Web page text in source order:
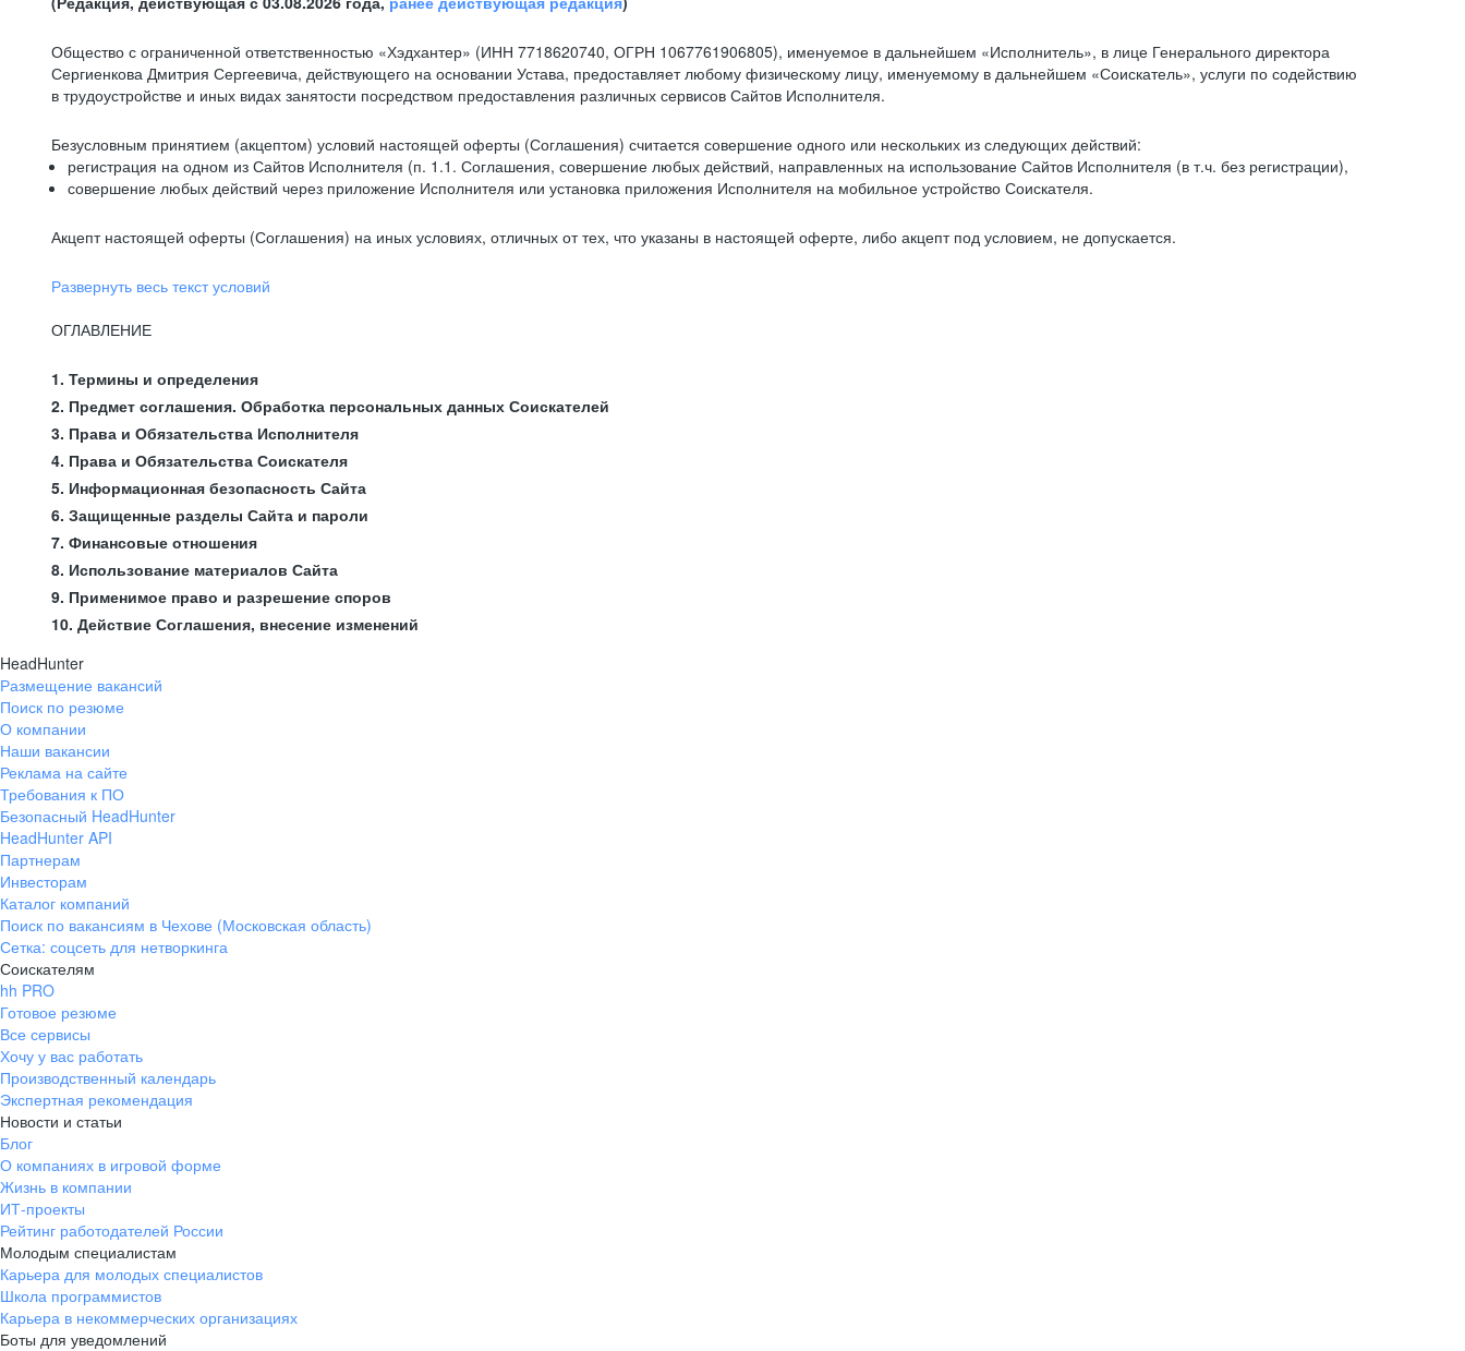
Общество с ограниченной ответственностью «Хэдхантер» (ИНН 7718620740, ОГРН 1067761906805), именуемое в дальнейшем «Исполнитель», в лице Генерального директора
Сергиенкова Дмитрия Сергеевича, действующего на основании Устава, предоставляет любому физическому лицу, именуемому в дальнейшем «Соискатель», услуги по содействию
в трудоустройстве и иных видах занятости посредством предоставления различных сервисов Сайтов Исполнителя.
Безусловным принятием (акцептом) условий настоящей оферты (Соглашения) считается совершение одного или нескольких из следующих действий:
регистрация на одном из Сайтов Исполнителя (п. 1.1. Соглашения, совершение любых действий, направленных на использование Сайтов Исполнителя (в т.ч. без регистрации),
совершение любых действий через приложение Исполнителя или установка приложения Исполнителя на мобильное устройство Соискателя.
Акцепт настоящей оферты (Соглашения) на иных условиях, отличных от тех, что указаны в настоящей оферте, либо акцепт под условием, не допускается.
Развернуть весь текст условий
ОГЛАВЛЕНИЕ
1. Термины и определения
2. Предмет соглашения. Обработка персональных данных Соискателей
3. Права и Обязательства Исполнителя
4. Права и Обязательства Соискателя
5. Информационная безопасность Сайта
6. Защищенные разделы Сайта и пароли
7. Финансовые отношения
8. Использование материалов Сайта
9. Применимое право и разрешение споров
10. Действие Соглашения, внесение изменений
HeadHunter
Размещение вакансий
Поиск по резюме
О компании
Наши вакансии
Реклама на сайте
Требования к ПО
Безопасный HeadHunter
HeadHunter API
Партнерам
Инвесторам
Каталог компаний
Поиск по вакансиям в Чехове (Московская область)
Сетка: соцсеть для нетворкинга
Соискателям
hh PRO
Готовое резюме
Все сервисы
Хочу у вас работать
Производственный календарь
Экспертная рекомендация
Новости и статьи
Блог
О компаниях в игровой форме
Жизнь в компании
ИТ-проекты
Рейтинг работодателей России
Молодым специалистам
Карьера для молодых специалистов
Школа программистов
Карьера в некоммерческих организациях
Боты для уведомлений